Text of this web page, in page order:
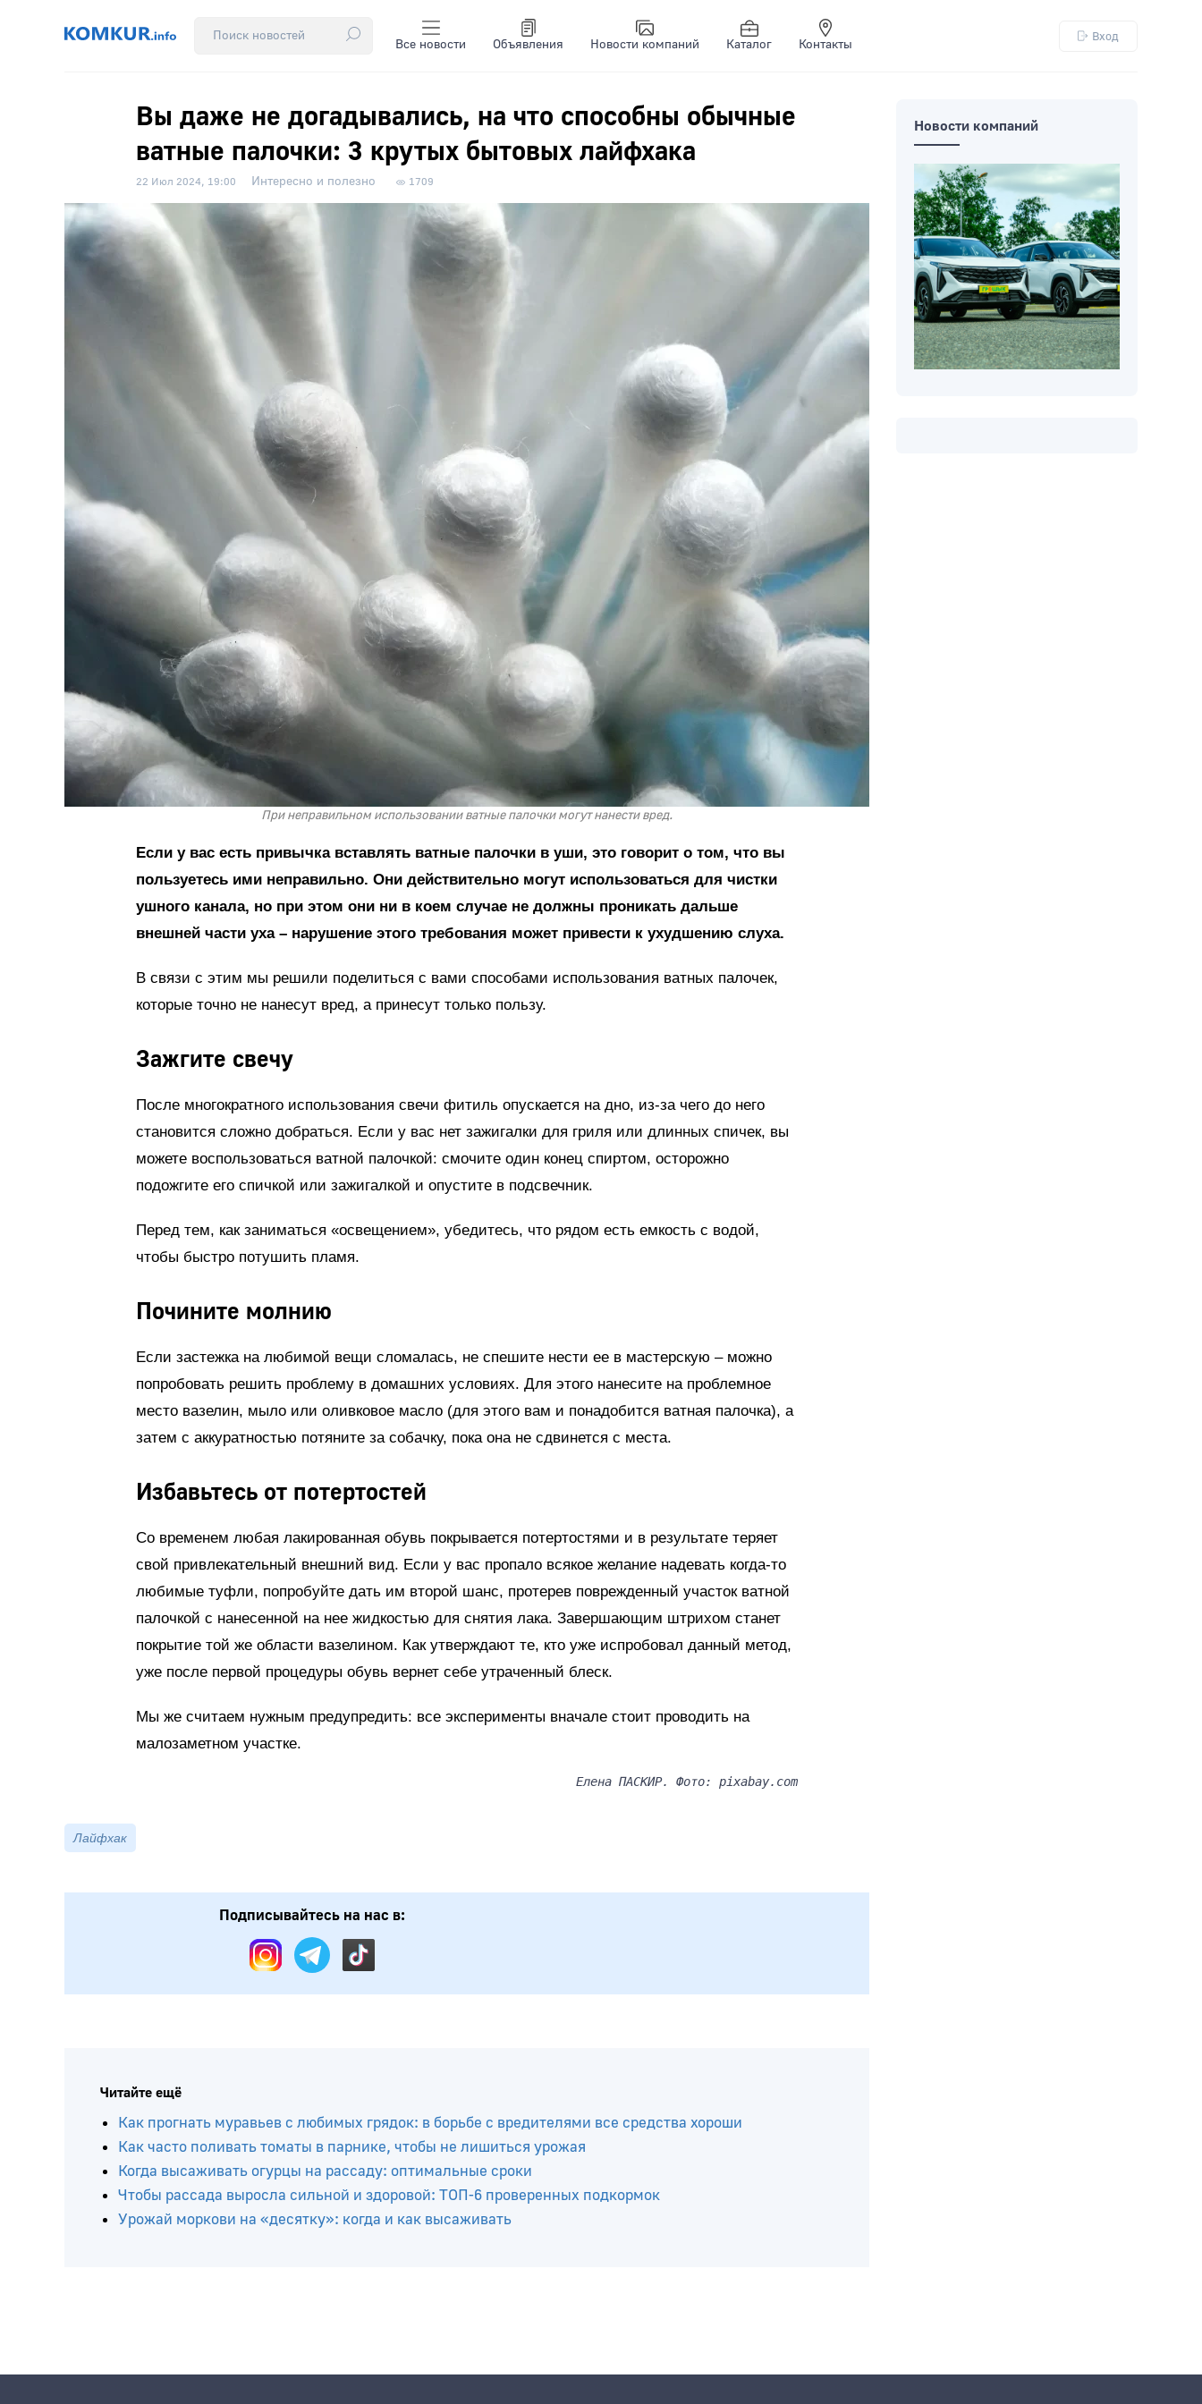
Все новости Объявления Новости компаний Каталог Контакты
Вход
Вы даже не догадывались, на что способны обычные
ватные палочки: 3 крутых бытовых лайфхака
22 Июл 2024, 19:00 Интересно и полезно 1709
При неправильном использовании ватные палочки могут нанести вред.
Если у вас есть привычка вставлять ватные палочки в уши, это говорит о том, что вы
пользуетесь ими неправильно. Они действительно могут использоваться для чистки
ушного канала, но при этом они ни в коем случае не должны проникать дальше
внешней части уха – нарушение этого требования может привести к ухудшению слуха.
В связи с этим мы решили поделиться с вами способами использования ватных палочек,
которые точно не нанесут вред, а принесут только пользу.
Зажгите свечу
После многократного использования свечи фитиль опускается на дно, из-за чего до него
становится сложно добраться. Если у вас нет зажигалки для гриля или длинных спичек, вы
можете воспользоваться ватной палочкой: смочите один конец спиртом, осторожно
подожгите его спичкой или зажигалкой и опустите в подсвечник.
Перед тем, как заниматься «освещением», убедитесь, что рядом есть емкость с водой,
чтобы быстро потушить пламя.
Почините молнию
Если застежка на любимой вещи сломалась, не спешите нести ее в мастерскую – можно
попробовать решить проблему в домашних условиях. Для этого нанесите на проблемное
место вазелин, мыло или оливковое масло (для этого вам и понадобится ватная палочка), а
затем с аккуратностью потяните за собачку, пока она не сдвинется с места.
Избавьтесь от потертостей
Со временем любая лакированная обувь покрывается потертостями и в результате теряет
свой привлекательный внешний вид. Если у вас пропало всякое желание надевать когда-то
любимые туфли, попробуйте дать им второй шанс, протерев поврежденный участок ватной
палочкой с нанесенной на нее жидкостью для снятия лака. Завершающим штрихом станет
покрытие той же области вазелином. Как утверждают те, кто уже испробовал данный метод,
уже после первой процедуры обувь вернет себе утраченный блеск.
Мы же считаем нужным предупредить: все эксперименты вначале стоит проводить на
малозаметном участке.
Елена ПАСКИР. Фото: pixabay.com
Лайфхак
Подписывайтесь на нас в:
Читайте ещё
Как прогнать муравьев с любимых грядок: в борьбе с вредителями все средства хороши
Как часто поливать томаты в парнике, чтобы не лишиться урожая
Новости компаний